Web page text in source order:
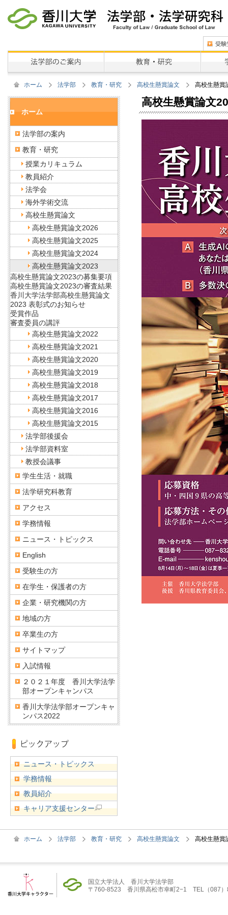
ホーム 法学部 教育・研究 高校生懸賞論文 高校生懸賞
高校生懸賞論文
ホーム
法学部の案内
教育・研究
授業カリキュラム
教員紹介
法学会
海外学術交流
高校生懸賞論文
高校生懸賞論文2026
高校生懸賞論文2025
高校生懸賞論文2024
高校生懸賞論文2023
高校生懸賞論文2023の募集要項
高校生懸賞論文2023の審査結果
香川大学法学部高校生懸賞論文
2023 表彰式のお知らせ
受賞作品
審査委員の講評
高校生懸賞論文2022
高校生懸賞論文2021
高校生懸賞論文2020
高校生懸賞論文2019
高校生懸賞論文2018
高校生懸賞論文2017
高校生懸賞論文2016
高校生懸賞論文2015
法学部後援会
法学部資料室
教授会議事
学生生活・就職
法学研究科教育
アクセス
学務情報
ニュース・トピックス
English
受験生の方
在学生・保護者の方
企業・研究機関の方
地域の方
卒業生の方
サイトマップ
入試情報
２０２１年度 香川大学法学
部オープンキャンパス
香川大学法学部オープンキャ
ンパス2022
ニュース・トピックス
学務情報
教員紹介
キャリア支援センター
ホーム 法学部 教育・研究 高校生懸賞論文 高校生懸賞
国立大学法人 香川大学法学部
〒760-8523 香川県高松市幸町2−1 TEL（087）